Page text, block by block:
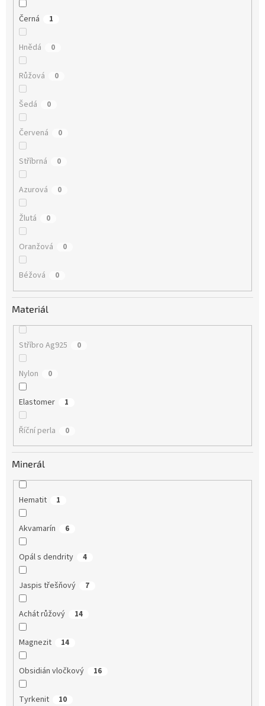
Černá 1
Hnědá 0
Růžová 0
Šedá 0
Červená 0
Stříbrná 0
Azurová 0
Žlutá 0
Oranžová 0
Béžová 0
Materiál
Stříbro Ag925 0
Nylon 0
Elastomer 1
Říční perla 0
Minerál
Hematit 1
Akvamarín 6
Opál s dendrity 4
Jaspis třešňový 7
Achát růžový 14
Magnezit 14
Obsidián vločkový 16
Tyrkenit 10